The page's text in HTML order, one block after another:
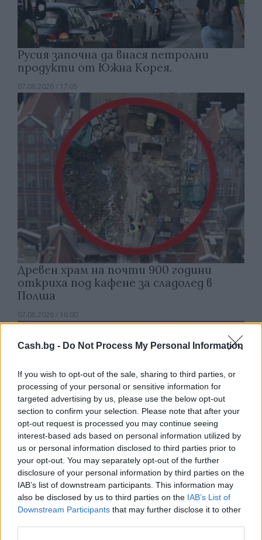
Cash.bg - Do Not Process My Personal Information
If you wish to opt-out of the sale, sharing to third parties, or
processing of your personal or sensitive information for
targeted advertising by us, please use the below opt-out
section to confirm your selection. Please note that after your
opt-out request is processed you may continue seeing
interest-based ads based on personal information utilized by
us or personal information disclosed to third parties prior to
your opt-out. You may separately opt-out of the further
disclosure of your personal information by third parties on the
IAB’s list of downstream participants. This information may
also be disclosed by us to third parties on the IAB’s List of
Downstream Participants that may further disclose it to other
Русия започна да внася петролни
продукти от Южна Корея.
07.08.2026 / 17:05
Древен храм на почти 900 години
откриха под кафене за сладолед в
Полша
07.08.2026 / 16:00
Изкуствен интелект за първи път
създаде нови жизнеспособни вируси
07.08.2026 / 15:30